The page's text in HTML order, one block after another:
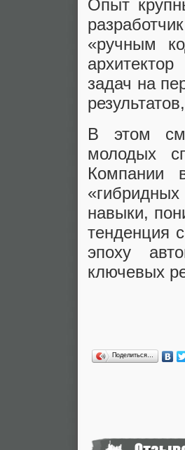
Опыт
«ручным
задач на
В этом
молодых
Компании
навыки,
тенденция
эпоху
ключевых
Поделиться…